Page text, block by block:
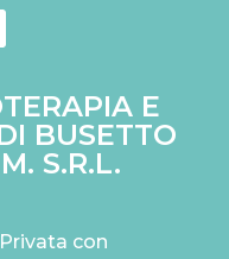
E
BUSETTO
S.R.L.
con